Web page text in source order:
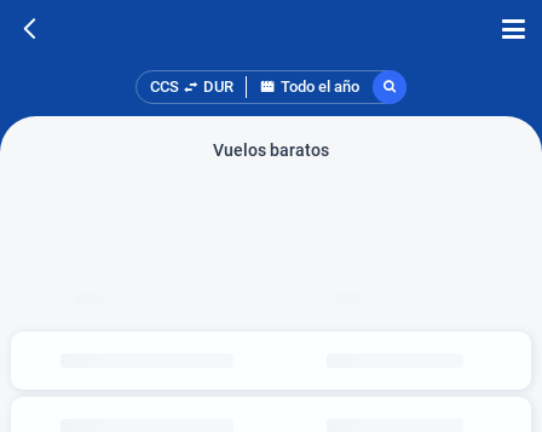
CCS DUR Todo el año
Vuelos baratos